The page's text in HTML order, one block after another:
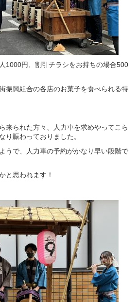
1000円、割引チラシをお持ちの場合500
振興組合の各店のお菓子を食べられる特
来られた方々、人力車を求めやってこら
り賑わっておりました。
うで、人力車の予約がかなり早い段階で
と思われます！